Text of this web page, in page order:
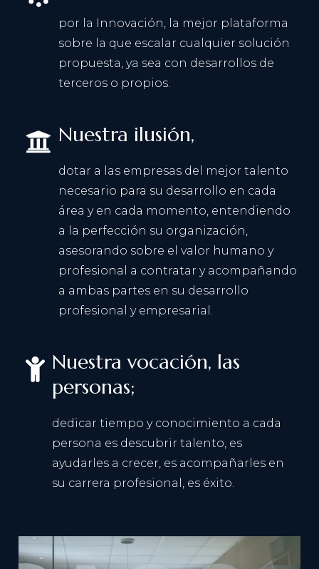
por la Innovación, la mejor plataforma
sobre la que escalar cualquier solución
propuesta, ya sea con desarrollos de
terceros o propios.
Nuestra ilusión,
dotar a las empresas del mejor talento
necesario para su desarrollo en cada
área y en cada momento, entendiendo
a la perfección su organización,
asesorando sobre el valor humano y
profesional a contratar y acompañando
a ambas partes en su desarrollo
profesional y empresarial.
Nuestra vocación, las
personas;
dedicar tiempo y conocimiento a cada
persona es descubrir talento, es
ayudarles a crecer, es acompañarles en
su carrera profesional, es éxito.